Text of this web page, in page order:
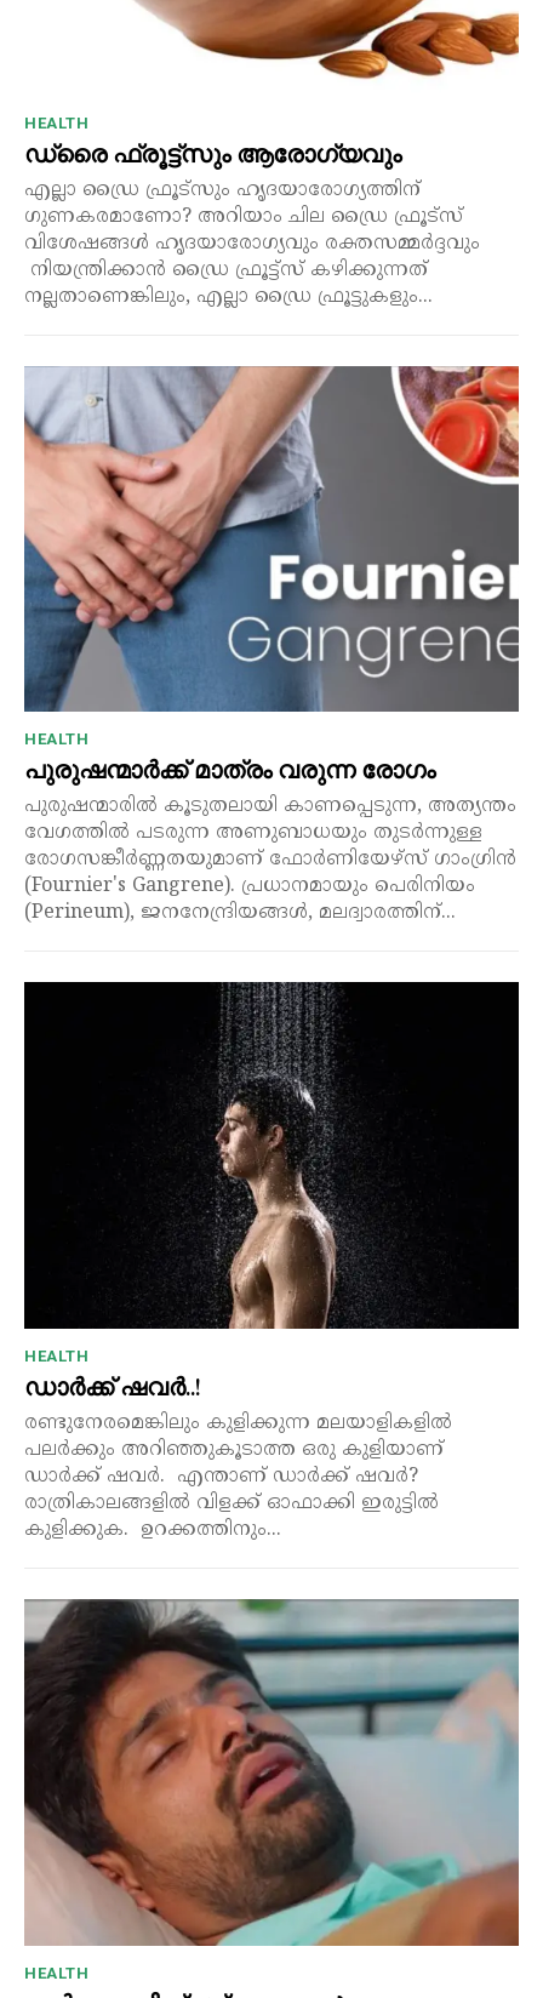
HEALTH
ഡ്രൈ ഫ്രൂട്ട്‌സും ആരോഗ്യവും
എല്ലാ ഡ്രൈ ഫ്രൂട്സും ഹൃദയാരോഗ്യത്തിന്
ഗുണകരമാണോ? അറിയാം ചില ഡ്രൈ ഫ്രൂട്സ്
വിശേഷങ്ങൾ ഹൃദയാരോഗ്യവും രക്തസമ്മർദ്ദവും
നിയന്ത്രിക്കാൻ ഡ്രൈ ഫ്രൂട്ട്സ് കഴിക്കുന്നത്
നല്ലതാണെങ്കിലും, എല്ലാ ഡ്രൈ ഫ്രൂട്ടുകളും...
HEALTH
പുരുഷന്മാർക്ക് മാത്രം വരുന്ന രോഗം
പുരുഷന്മാരിൽ കൂടുതലായി കാണപ്പെടുന്ന, അത്യന്തം
വേഗത്തിൽ പടരുന്ന അണുബാധയും തുടർന്നുള്ള
രോഗസങ്കീർണ്ണതയുമാണ് ഫോർണിയേഴ്സ് ഗാംഗ്രിൻ
(Fournier's Gangrene). പ്രധാനമായും പെരിനിയം
(Perineum), ജനനേന്ദ്രിയങ്ങൾ, മലദ്വാരത്തിന്...
HEALTH
ഡാർക്ക് ഷവർ..!
രണ്ടുനേരമെങ്കിലും കുളിക്കുന്ന മലയാളികളിൽ
പലർക്കും അറിഞ്ഞുകൂടാത്ത ഒരു കുളിയാണ്
ഡാർക്ക് ഷവർ. എന്താണ് ഡാർക്ക് ഷവർ?
രാത്രികാലങ്ങളിൽ വിളക്ക് ഓഫാക്കി ഇരുട്ടിൽ
കുളിക്കുക. ഉറക്കത്തിനും...
HEALTH